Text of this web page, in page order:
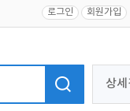
로그인 회원가입
상